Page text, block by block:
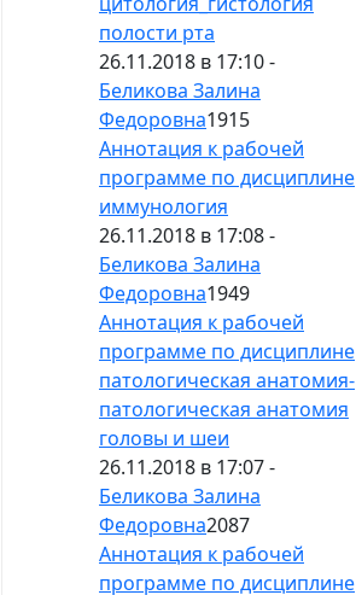
полости рта
26.11.2018 в 17:10 -
Беликова Залина
Федоровна1915
Аннотация к рабочей
программе по дисциплине
иммунология
26.11.2018 в 17:08 -
Беликова Залина
Федоровна1949
Аннотация к рабочей
программе по дисциплине
патологическая анатомия-
патологическая анатомия
головы и шеи
26.11.2018 в 17:07 -
Беликова Залина
Федоровна2087
Аннотация к рабочей
программе по дисциплине